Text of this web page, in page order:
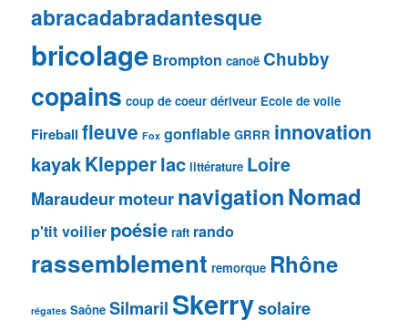
abracadabradantesque
bricolage Brompton canoë Chubby
copains coup de coeur dériveur Ecole de voile
Fireball fleuve Fox gonflable GRRR innovation
kayakKlepperlac littérature Loire
MaraudeurmoteurnavigationNomad
p'tit voilier poésie raft rando
rassemblement remorque Rhône
régates Saône Silmaril Skerrysolaire